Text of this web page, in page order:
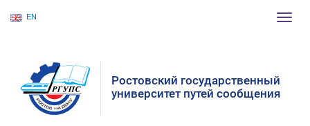
EN
Ростовский государственный
университет путей сообщения